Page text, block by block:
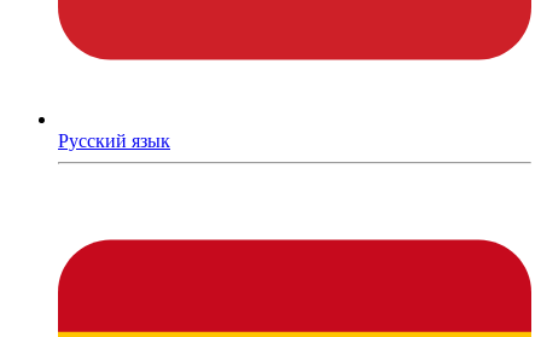
Русский язык